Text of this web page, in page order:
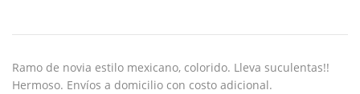
Ramo de novia estilo mexicano, colorido. Lleva suculentas!!
Hermoso. Envíos a domicilio con costo adicional.